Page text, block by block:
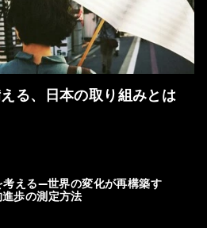
る、日本の取り組みとは
考える―世界の変化が再構築す
歩の測定方法